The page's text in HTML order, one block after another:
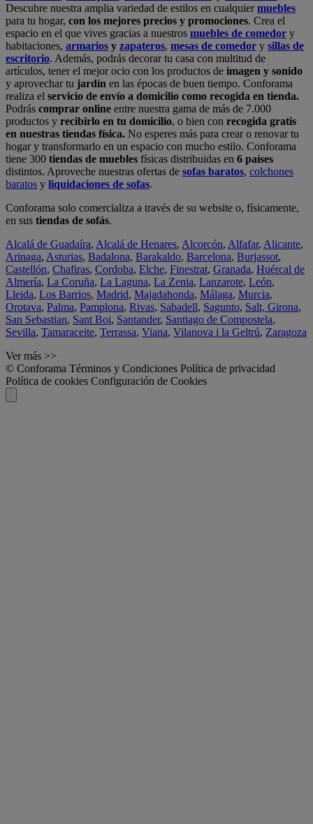
Descubre nuestra amplia variedad de estilos en cualquiermuebles
para tu hogar, con los mejores precios y promociones. Crea el
espacio en el que vives gracias a nuestros muebles de comedor y
habitaciones, armarios y zapateros, mesas de comedor y sillas de
escritorio. Además, podrás decorar tu casa con multitud de
artículos, tener el mejor ocio con los productos de imagen y sonido
y aprovechar tu jardín en las épocas de buen tiempo. Conforama
realiza el servicio de envío a domicilio como recogida en tienda.
Podrás comprar online entre nuestra gama de más de 7.000
productos y recibirlo en tu domicilio, o bien con recogida gratis
en nuestras tiendas física. No esperes más para crear o renovar tu
hogar y transformarlo en un espacio con mucho estilo. Conforama
tiene 300 tiendas de muebles físicas distribuidas en 6 países
distintos. Aproveche nuestras ofertas de sofas baratos, colchones
baratos y liquidaciones de sofas.
Conforama solo comercializa a través de su website o, físicamente,
en sus tiendas de sofás.
Alcalá de Guadaíra, Alcalá de Henares, Alcorcón, Alfafar, Alicante,
Arinaga, Asturias, Badalona, Barakaldo, Barcelona, Burjassot,
Castellón, Chafiras, Cordoba, Elche, Finestrat, Granada, Huércal de
Almería, La Coruña, La Laguna, La Zenia, Lanzarote, León,
Lleida, Los Barrios, Madrid, Majadahonda, Málaga, Murcia,
Orotava, Palma, Pamplona, Rivas, Sabadell, Sagunto, Salt, Girona,
San Sebastian, Sant Boi, Santander, Santiago de Compostela,
Sevilla, Tamaraceite, Terrassa, Viana, Vilanova i la Geltrú, Zaragoza
Ver más >>
© Conforama Términos y Condiciones Política de privacidad
Política de cookies Configuración de Cookies